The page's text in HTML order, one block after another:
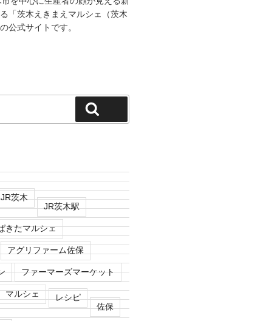
「茨木えきまえマルシェ（茨木
公式サイトです。
JR茨木
JR茨木駅
きたマルシェ
アグリファーム佐保
ファーマーズマーケット
マルシェ
レシピ
佐保